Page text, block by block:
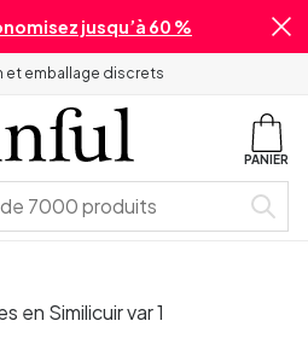
jusqu’à 60 %
et emballage discrets
PANIER